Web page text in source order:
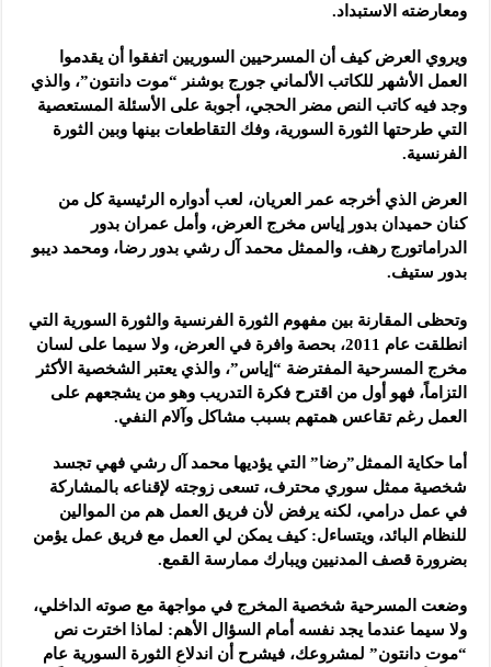
ومعارضته الاستبداد.‏
ويروي العرض كيف أن المسرحيين السوريين اتفقوا أن يقدموا
العمل ‏الأشهر للكاتب الألماني جورج بوشنر “موت دانتون”، والذي
وجد فيه كاتب ‏النص مضر الحجي، أجوبة على الأسئلة المستعصية
التي طرحتها الثورة ‏السورية، وفك التقاطعات بينها وبين الثورة
الفرنسية.
العرض الذي أخرجه عمر العريان، لعب أدواره الرئيسية كل من
كنان ‏حميدان بدور إياس مخرج العرض، وأمل عمران بدور
الدراماتورج رهف، ‏والممثل محمد آل رشي بدور رضا، ومحمد ديبو
بدور ستيف.‏
وتحظى المقارنة بين مفهوم الثورة الفرنسية والثورة السورية التي
انطلقت ‏عام 2011، بحصة وافرة في العرض، ولا سيما على لسان
مخرج المسرحية ‏المفترضة “إياس”، والذي يعتبر الشخصية الأكثر
التزاماً، فهو أول من اقترح ‏فكرة التدريب وهو من يشجعهم على
العمل رغم تقاعس همتهم بسبب مشاكل ‏وآلام النفي.‏
أما حكاية الممثل”رضا” التي يؤديها محمد آل رشي فهي تجسد
شخصية ممثل ‏سوري محترف، تسعى زوجته لإقناعه بالمشاركة
في عمل درامي، لكنه ‏يرفض لأن فريق العمل هم من الموالين
للنظام البائد، ويتساءل: كيف يمكن ‏لي العمل مع فريق عمل يؤمن
بضرورة قصف المدنيين ويبارك ممارسة ‏القمع.‏
وضعت المسرحية شخصية المخرج في مواجهة مع صوته الداخلي،
ولا سيما ‏عندما يجد نفسه أمام السؤال الأهم: لماذا اخترت نص
“موت دانتون‏” لمشروعك، فيشرح أن اندلاع الثورة السورية عام